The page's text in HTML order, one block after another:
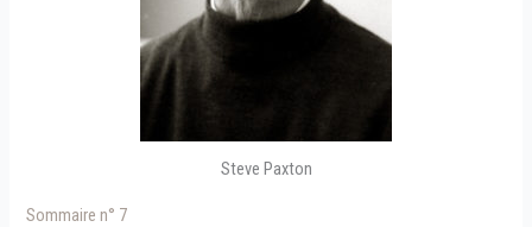
Steve Paxton
Sommaire n° 7